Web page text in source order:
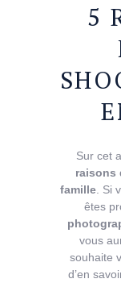
5
Sur cet
raisons
famille . Si
êtes
vous
souhaite
d’en